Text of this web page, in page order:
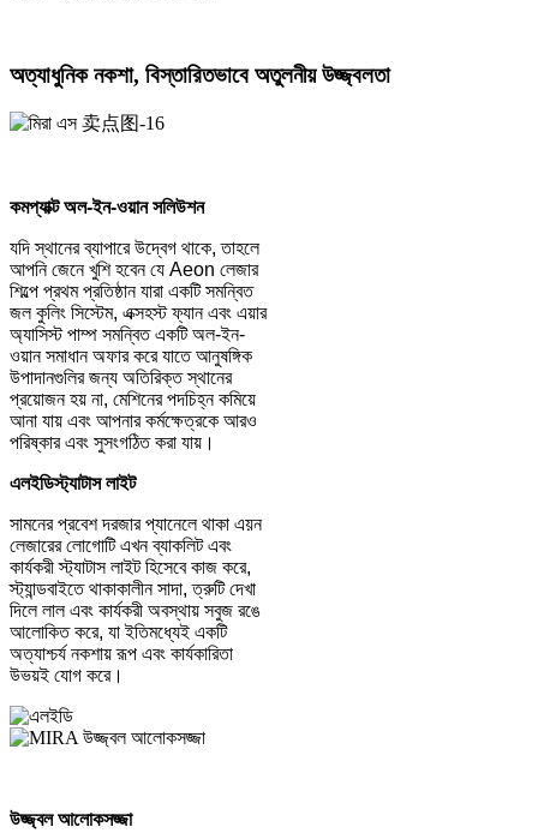
অত্যাধুনিক নকশা, বিস্তারিতভাবে অতুলনীয় উজ্জ্বলতা
কমপ্যাক্ট অল-ইন-ওয়ান সলিউশন
যদি স্থানের ব্যাপারে উদ্বেগ থাকে, তাহলে
আপনি জেনে খুশি হবেন যে Aeon লেজার
শিল্পে প্রথম প্রতিষ্ঠান যারা একটি সমন্বিত
জল কুলিং সিস্টেম, এক্সহস্ট ফ্যান এবং এয়ার
অ্যাসিস্ট পাম্প সমন্বিত একটি অল-ইন-
ওয়ান সমাধান অফার করে যাতে আনুষঙ্গিক
উপাদানগুলির জন্য অতিরিক্ত স্থানের
প্রয়োজন হয় না, মেশিনের পদচিহ্ন কমিয়ে
আনা যায় এবং আপনার কর্মক্ষেত্রকে আরও
পরিষ্কার এবং সুসংগঠিত করা যায়।
এলইডিস্ট্যাটাস লাইট
সামনের প্রবেশ দরজার প্যানেলে থাকা এয়ন
লেজারের লোগোটি এখন ব্যাকলিট এবং
কার্যকরী স্ট্যাটাস লাইট হিসেবে কাজ করে,
স্ট্যান্ডবাইতে থাকাকালীন সাদা, ত্রুটি দেখা
দিলে লাল এবং কার্যকরী অবস্থায় সবুজ রঙে
আলোকিত করে, যা ইতিমধ্যেই একটি
অত্যাশ্চর্য নকশায় রূপ এবং কার্যকারিতা
উভয়ই যোগ করে।
উজ্জ্বল আলোকসজ্জা